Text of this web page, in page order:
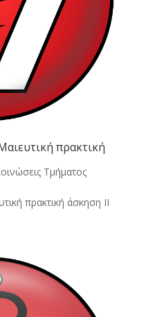
πρακτική
Τμήματος
πρακτική άσκηση ΙΙ